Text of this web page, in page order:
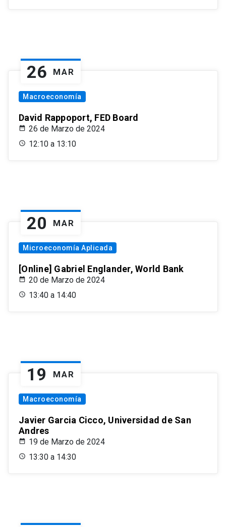
26 MAR
Macroeconomía
David Rappoport, FED Board
26 de Marzo de 2024
12:10 a 13:10
20 MAR
Microeconomía Aplicada
[Online] Gabriel Englander, World Bank
20 de Marzo de 2024
13:40 a 14:40
19 MAR
Macroeconomía
Javier Garcia Cicco, Universidad de San
Andres
19 de Marzo de 2024
13:30 a 14:30